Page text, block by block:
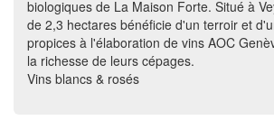
biologiques de La Maison Forte. Situé à
de 2,3 hectares bénéficie d'un terroir et
propices à l'élaboration de vins AOC
la richesse de leurs cépages.
Vins blancs & rosés